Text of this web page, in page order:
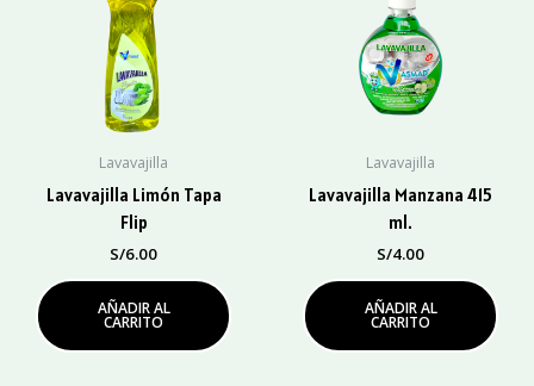
Lavavajilla
Lavavajilla Limón Tapa
Flip
S/6.00
AÑADIR AL
CARRITO
Lavavajilla
Lavavajilla Manzana 415
ml.
S/4.00
AÑADIR AL
CARRITO